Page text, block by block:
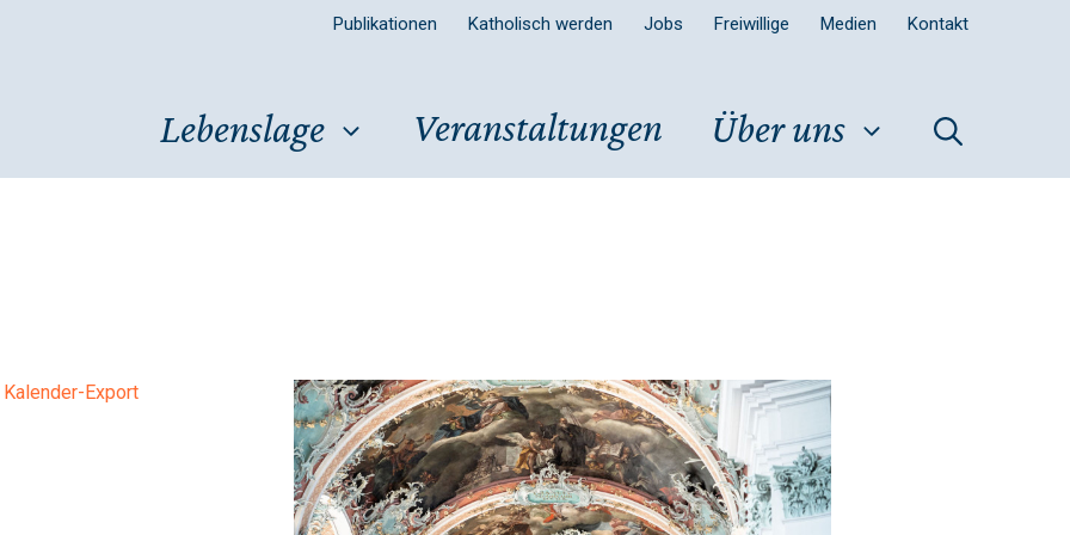
Publikationen Katholisch werden Jobs Freiwillige Medien Kontakt
Lebenslage Veranstaltungen Über uns
Kalender-Export